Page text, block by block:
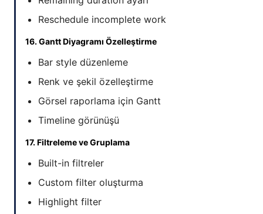
Reschedule incomplete work
16. Gantt Diyagramı Özelleştirme
Bar style düzenleme
Renk ve şekil özelleştirme
Görsel raporlama için Gantt
Timeline görünüşü
17. Filtreleme ve Gruplama
Built-in filtreler
Custom filter oluşturma
Highlight filter